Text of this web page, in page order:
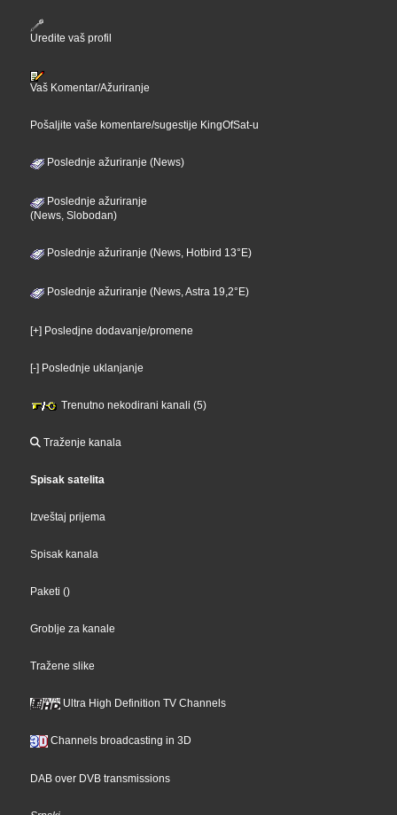
Uredite vaš profil
Vaš Komentar/Ažuriranje
Pošaljite vaše komentare/sugestije KingOfSat-u
Poslednje ažuriranje (News)
Poslednje ažuriranje
(News, Slobodan)
Poslednje ažuriranje (News, Hotbird 13°E)
Poslednje ažuriranje (News, Astra 19,2°E)
[+] Posledjne dodavanje/promene
[-] Poslednje uklanjanje
Trenutno nekodirani kanali (5)
Traženje kanala
Spisak satelita
Izveštaj prijema
Spisak kanala
Paketi ()
Groblje za kanale
Tražene slike
Ultra High Definition TV Channels
Channels broadcasting in 3D
DAB over DVB transmissions